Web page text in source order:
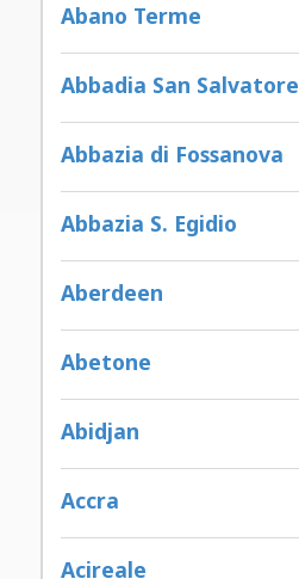
Abano Terme
Abbadia San Salvatore
Abbazia di Fossanova
Abbazia S. Egidio
Aberdeen
Abetone
Abidjan
Accra
Acireale